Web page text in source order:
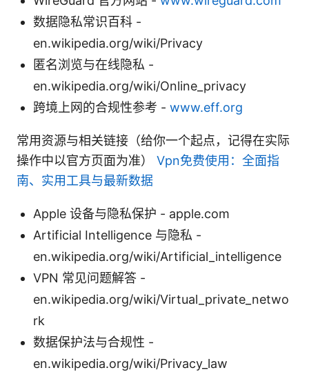
数据隐私常识百科 -
en.wikipedia.org/wiki/Privacy
匿名浏览与在线隐私 -
en.wikipedia.org/wiki/Online_privacy
跨境上网的合规性参考 - www.eff.org
常用资源与相关链接（给你一个起点，记得在实际
操作中以官方页面为准） Vpn免费使用：全面指
南、实用工具与最新数据
Apple 设备与隐私保护 - apple.com
Artificial Intelligence 与隐私 -
en.wikipedia.org/wiki/Artificial_intelligence
VPN 常见问题解答 -
en.wikipedia.org/wiki/Virtual_private_netwo
rk
数据保护法与合规性 -
en.wikipedia.org/wiki/Privacy_law